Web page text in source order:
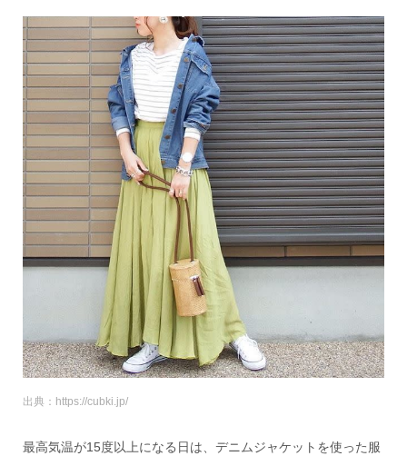
出典：https://cubki.jp/
最高気温が15度以上になる日は、デニムジャケットを使った服